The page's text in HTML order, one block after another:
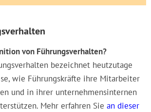
von Führungsverhalten?
bezeichnet heutzutage
wie Führungskräfte ihre Mitarbeiter
und in ihrer unternehmensinternen
Mehr erfahren Sie an dieser